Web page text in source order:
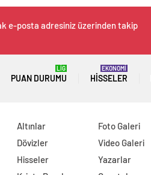
e-posta adresiniz üzerinden takip
PUAN DURUMU
LİG
HISSELER
EKONOMİ
Altınlar
Dövizler
Hisseler
Foto Galeri
Video Galeri
Yazarlar